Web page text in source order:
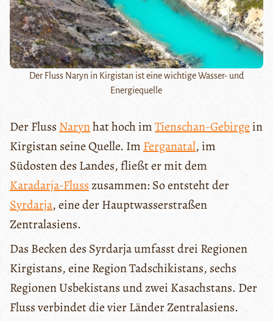
Der Fluss Naryn in Kirgistan ist eine wichtige Wasser- und
Energiequelle
Der Fluss Narynhat hoch imTienschan-Gebirgein
Kirgistan seine Quelle. Im Ferganatal, im
Südosten des Landes, fließt er mit dem
Karadarja-Flusszusammen: So entsteht der
Syrdarja, eine der Hauptwasserstraßen
Zentralasiens.
Das Becken des Syrdarja umfasst drei Regionen
Kirgistans, eine Region Tadschikistans, sechs
Regionen Usbekistans und zwei Kasachstans. Der
Fluss verbindet die vier Länder Zentralasiens.